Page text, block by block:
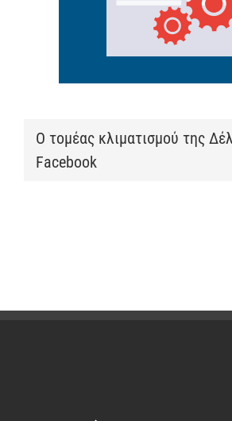
Ο τομέας κλιματισμού της
Facebook